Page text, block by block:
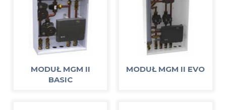
MODUŁ MGM II
BASIC
MODUŁ MGM II EVO